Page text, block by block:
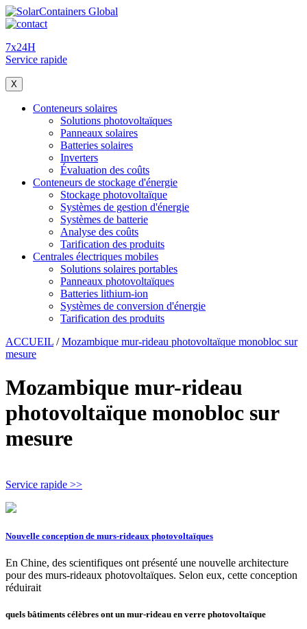
7x24H
Service rapide
X
Conteneurs solaires
Solutions photovoltaïques
Panneaux solaires
Batteries solaires
Inverters
Évaluation des coûts
Conteneurs de stockage d'énergie
Stockage photovoltaïque
Systèmes de gestion d'énergie
Systèmes de batterie
Analyse des coûts
Tarification des produits
Centrales électriques mobiles
Solutions solaires portables
Panneaux photovoltaïques
Batteries lithium-ion
Systèmes de conversion d'énergie
Tarification des produits
ACCUEIL /Mozambique mur-rideau photovoltaïque monobloc sur
mesure
Mozambique mur-rideau
photovoltaïque monobloc sur
mesure
Service rapide >>
Nouvelle conception de murs-rideaux photovoltaïques
En Chine, des scientifiques ont présenté une nouvelle architecture
pour des murs-rideaux photovoltaïques. Selon eux, cette conception
réduirait
quels bâtiments célèbres ont un mur-rideau en verre photovoltaïque